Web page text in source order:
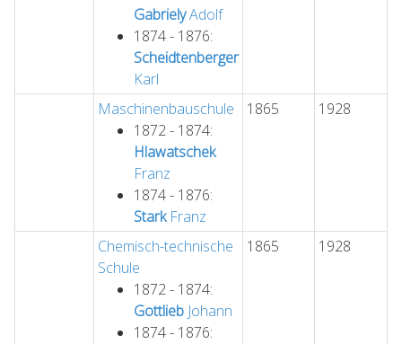
GabrielyAdolf
1874 - 1876:
Scheidtenberger
Karl
Maschinenbauschule
1872 - 1874:
Hlawatschek
Franz
1874 - 1876:
StarkFranz
1865 1928
Chemisch-technische
Schule
1872 - 1874:
Gottlieb Johann
1874 - 1876:
1865 1928